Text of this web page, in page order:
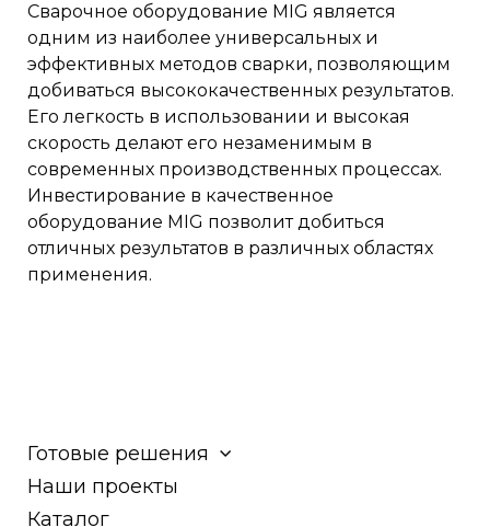
Сварочное оборудование MIG является
одним из наиболее универсальных и
эффективных методов сварки, позволяющим
добиваться высококачественных результатов.
Его легкость в использовании и высокая
скорость делают его незаменимым в
современных производственных процессах.
Инвестирование в качественное
оборудование MIG позволит добиться
отличных результатов в различных областях
применения.
Готовые решения
Наши проекты
Каталог